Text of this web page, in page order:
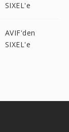
SIXEL'e
AVIF'den
SIXEL'e